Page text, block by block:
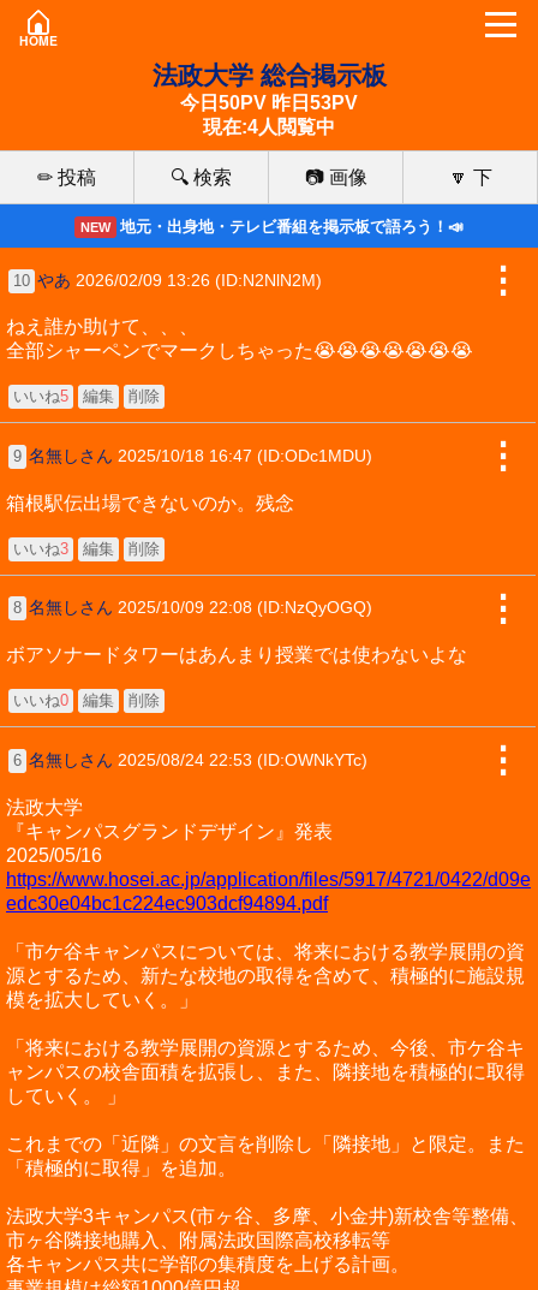
HOME
法政大学 総合掲示板
今日50PV 昨日53PV
現在:4人閲覧中
✏ 投稿 🔍 検索 📷 画像 🔽 下
NEW 地元・出身地・テレビ番組を掲示板で語ろう！📣
10 やあ 2026/02/09 13:26 (ID:N2NlN2M) ⋮
ねえ誰か助けて、、、
全部シャーペンでマークしちゃった😭😭😭😭😭😭😭
いいね5 編集 削除
9 名無しさん 2025/10/18 16:47 (ID:ODc1MDU) ⋮
箱根駅伝出場できないのか。残念
いいね3 編集 削除
8 名無しさん 2025/10/09 22:08 (ID:NzQyOGQ) ⋮
ボアソナードタワーはあんまり授業では使わないよな
いいね0 編集 削除
6 名無しさん 2025/08/24 22:53 (ID:OWNkYTc) ⋮
法政大学
『キャンパスグランドデザイン』発表
2025/05/16
https://www.hosei.ac.jp/application/files/5917/4721/0422/d09e
edc30e04bc1c224ec903dcf94894.pdf
「市ケ谷キャンパスについては、将来における教学展開の資
源とするため、新たな校地の取得を含めて、積極的に施設規
模を拡大していく。」
「将来における教学展開の資源とするため、今後、市ケ谷キ
ャンパスの校舎面積を拡張し、また、隣接地を積極的に取得
していく。 」
これまでの「近隣」の文言を削除し「隣接地」と限定。また
「積極的に取得」を追加。
法政大学3キャンパス(市ヶ谷、多摩、小金井)新校舎等整備、
市ヶ谷隣接地購入、附属法政国際高校移転等
各キャンパス共に学部の集積度を上げる計画。